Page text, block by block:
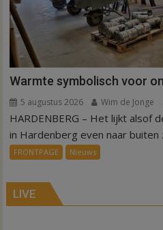
Warmte symbolisch voor
5 augustus 2026 Wim de Jonge
HARDENBERG – Het lijkt alsof
in Hardenberg even naar buiten
FRONTPAGE Nieuws
LIVE